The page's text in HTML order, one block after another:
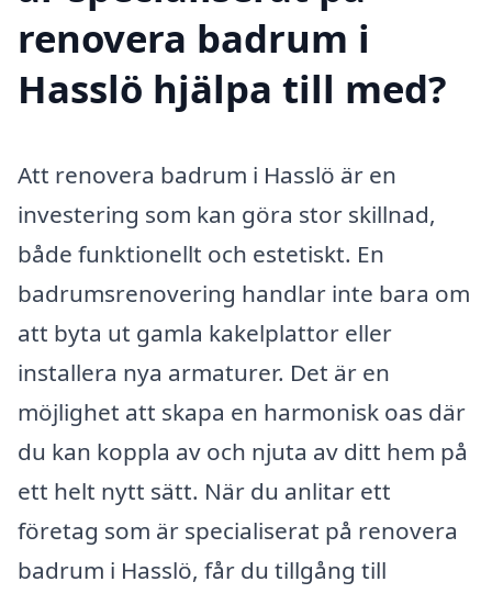
renovera badrum i
Hasslö hjälpa till med?
Att renovera badrum i Hasslö är en
investering som kan göra stor skillnad,
både funktionellt och estetiskt. En
badrumsrenovering handlar inte bara om
att byta ut gamla kakelplattor eller
installera nya armaturer. Det är en
möjlighet att skapa en harmonisk oas där
du kan koppla av och njuta av ditt hem på
ett helt nytt sätt. När du anlitar ett
företag som är specialiserat på renovera
badrum i Hasslö, får du tillgång till